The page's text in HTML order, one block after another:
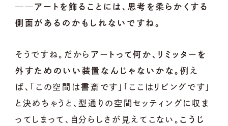
──アートを飾ることには、思考を柔らかくする
側面があるのかもしれないですね。
そうですね。だから アートって何か、リミッターを
外すためのいい装置なんじゃないかな。例え
ば、「この空間は書斎です」「ここはリビングです」
と決めちゃうと、型通りの空間セッティングに収ま
ってしまって、自分らしさが見えてこない。 こうじ